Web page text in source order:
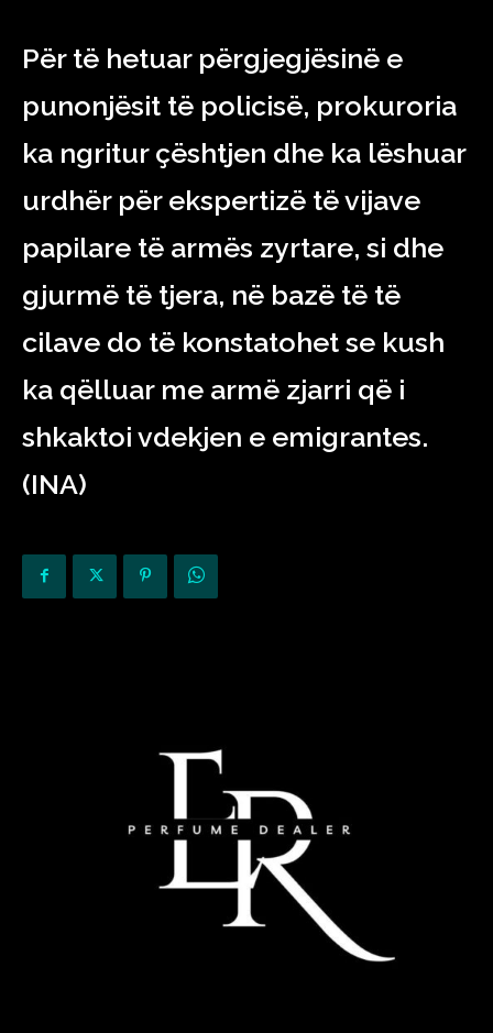
Për të hetuar përgjegjësinë e
punonjësit të policisë, prokuroria
ka ngritur çështjen dhe ka lëshuar
urdhër për ekspertizë të vijave
papilare të armës zyrtare, si dhe
gjurmë të tjera, në bazë të të
cilave do të konstatohet se kush
ka qëlluar me armë zjarri që i
shkaktoi vdekjen e emigrantes.
(INA)